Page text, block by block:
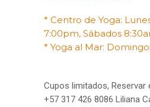
* Centro de Yoga:
7:00pm, Sábados
* Yoga al Mar:
Cupos limitados, Reservar
+57 317 426 8086 Liliana